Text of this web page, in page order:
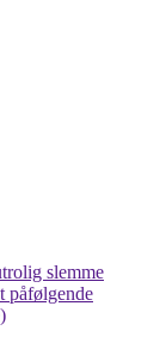
slemme
påfølgende